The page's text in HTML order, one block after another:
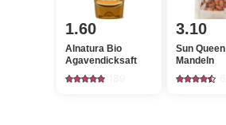
1.60
Alnatura Bio
Agavendicksaft
3.10
Sun Queen
Mandeln